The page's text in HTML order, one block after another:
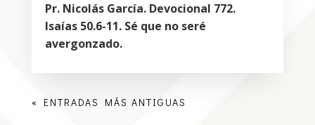
Pr. Nicolás García. Devocional 772.
Isaías 50.6-11. Sé que no seré
avergonzado.
« ENTRADAS MÁS ANTIGUAS